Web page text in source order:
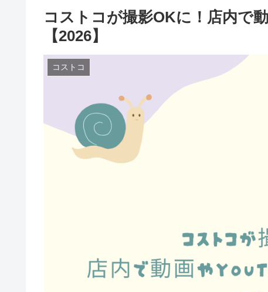
コストコが撮影OKに！店内で
【2026】
コストコ